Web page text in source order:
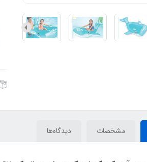
مشخصات دیدگاه‌ها